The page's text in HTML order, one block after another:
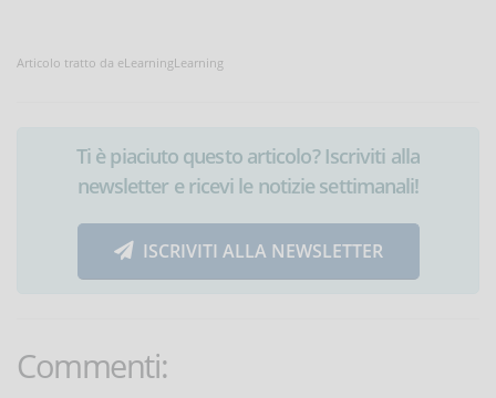
Articolo tratto da eLearningLearning
Ti è piaciuto questo articolo? Iscriviti alla
newsletter e ricevi le notizie settimanali!
ISCRIVITI ALLA NEWSLETTER
Commenti: